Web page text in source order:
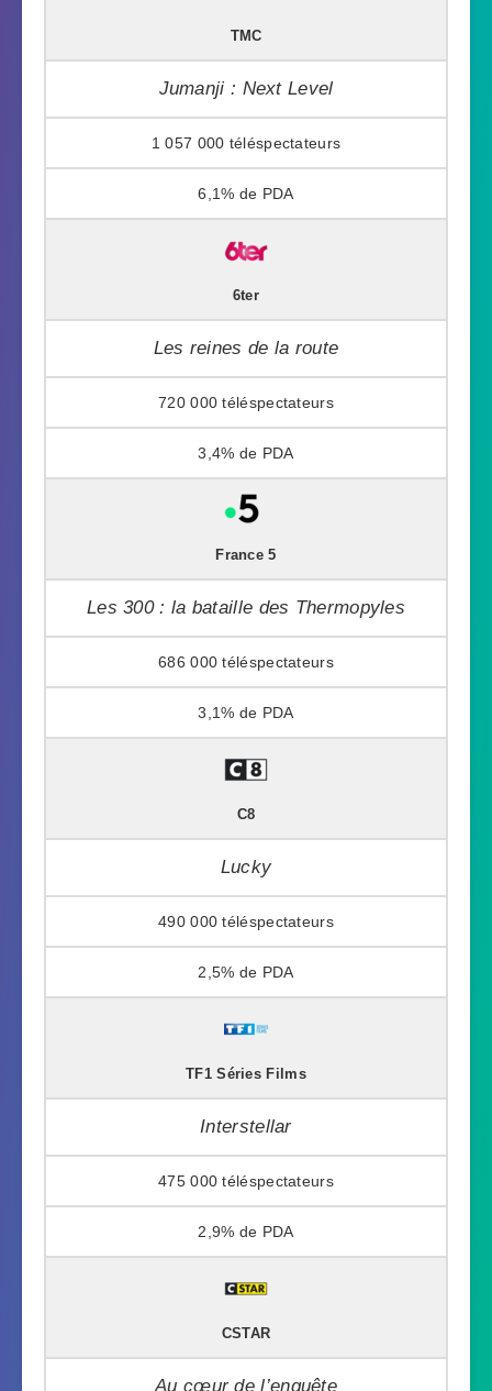
TMC
Jumanji : Next Level
1 057 000
6,1%
6ter
Les reines de la route
720 000
3,4%
France 5
Les 300 : la bataille des Thermopyles
686 000
3,1%
C8
Lucky
490 000
2,5%
TF1 Séries Films
Interstellar
475 000
2,9%
CSTAR
Au cœur de l’enquête